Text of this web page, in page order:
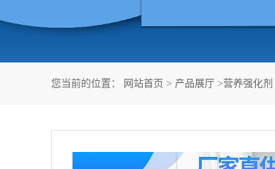
您当前的位置： 网站首页 > 产品展厅 >营养强化剂